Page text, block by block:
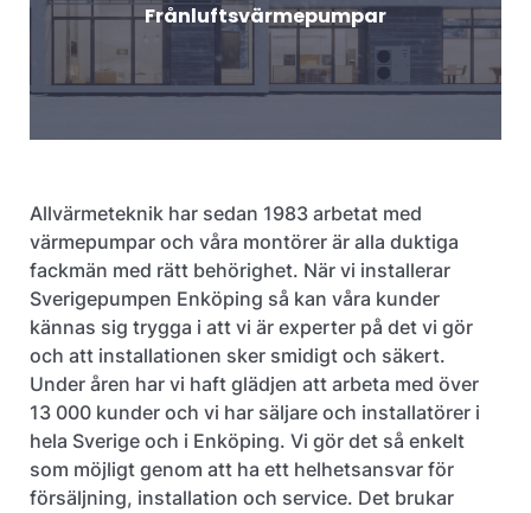
Frånluftsvärmepumpar
Allvärmeteknik har sedan 1983 arbetat med
värmepumpar och våra montörer är alla duktiga
fackmän med rätt behörighet. När vi installerar
Sverigepumpen Enköping så kan våra kunder
kännas sig trygga i att vi är experter på det vi gör
och att installationen sker smidigt och säkert.
Under åren har vi haft glädjen att arbeta med över
13 000 kunder och vi har säljare och installatörer i
hela Sverige och i Enköping. Vi gör det så enkelt
som möjligt genom att ha ett helhetsansvar för
försäljning, installation och service. Det brukar